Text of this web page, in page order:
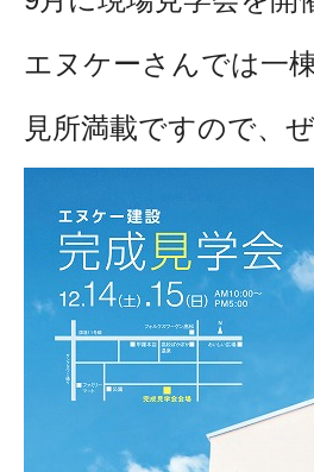
エヌケーさんでは一
見所満載ですので、